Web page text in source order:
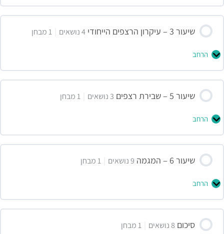
שיעור 3 – עיקרון הרצפים הייחודי 4 נושאים 1 מבחן
הרחב
שיעור 5 – שבירת רצפים 3 נושאים 1 מבחן
הרחב
שיעור 6 – המגמה 9 נושאים 1 מבחן
הרחב
סיכום 8 נושאים 1 מבחן